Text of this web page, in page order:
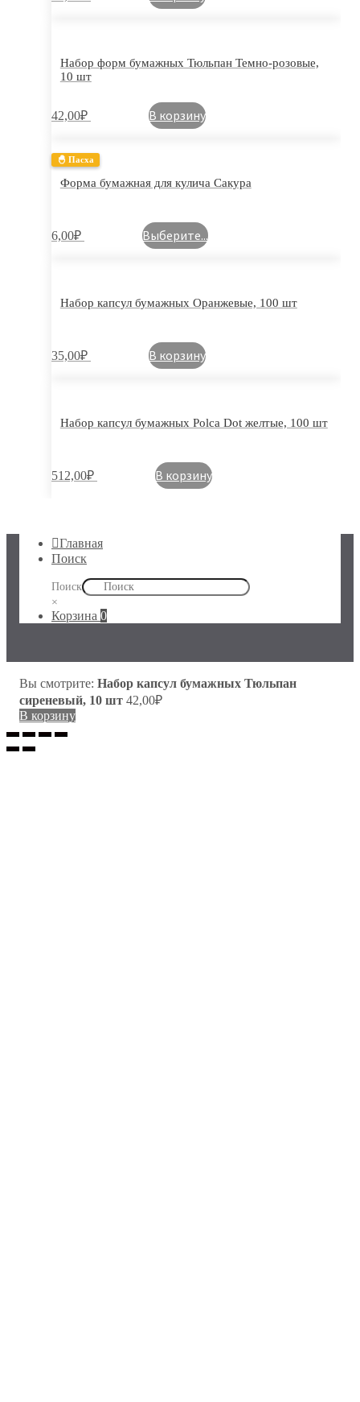
Набор форм бумажных Тюльпан Темно-розовые,
10 шт
42,00₽ В корзину
🐣 Пасха
Форма бумажная для кулича Сакура
6,00₽ Выберите...
Набор капсул бумажных Оранжевые, 100 шт
35,00₽ В корзину
Набор капсул бумажных Polca Dot желтые, 100 шт
512,00₽ В корзину
Главная
Поиск
Поиск
×
Корзина 0
Вы смотрите: Набор капсул бумажных Тюльпан
сиреневый, 10 шт 42,00₽
В корзину